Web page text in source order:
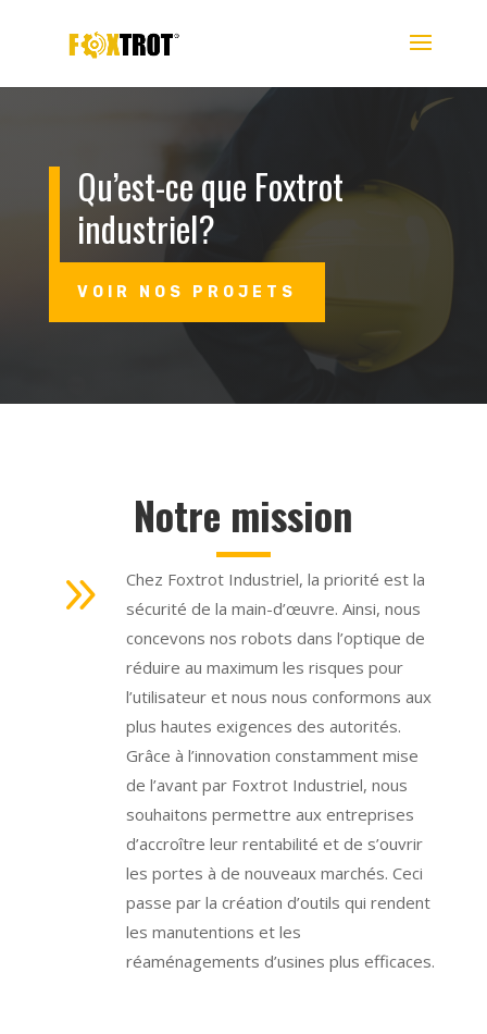
Qu’est-ce que Foxtrot
industriel?
VOIR NOS PROJETS
Notre mission
9
Chez Foxtrot Industriel, la priorité est la
sécurité de la main-d’œuvre. Ainsi, nous
concevons nos robots dans l’optique de
réduire au maximum les risques pour
l’utilisateur et nous nous conformons aux
plus hautes exigences des autorités.
Grâce à l’innovation constamment mise
de l’avant par Foxtrot Industriel, nous
souhaitons permettre aux entreprises
d’accroître leur rentabilité et de s’ouvrir
les portes à de nouveaux marchés. Ceci
passe par la création d’outils qui rendent
les manutentions et les
réaménagements d’usines plus efficaces.